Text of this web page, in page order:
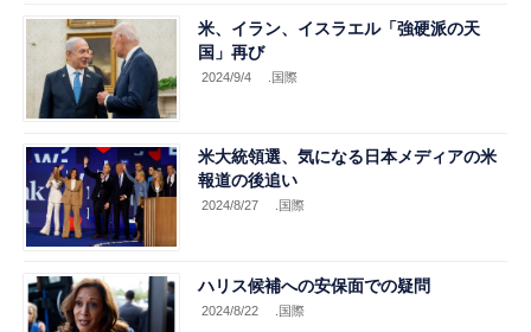
米、イラン、イスラエル「強硬派の天
国」再び
2024/9/4 .国際
米大統領選、気になる日本メディアの米
報道の後追い
2024/8/27 .国際
ハリス候補への安保面での疑問
2024/8/22 .国際